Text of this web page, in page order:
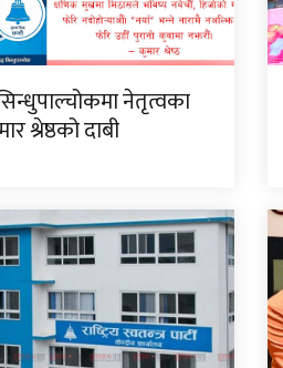
नेतृत्वका
श्रेष्ठको दाबी